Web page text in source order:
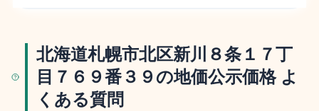
北海道札幌市北区新川８条１７丁
目７６９番３９の地価公示価格 よ
くある質問